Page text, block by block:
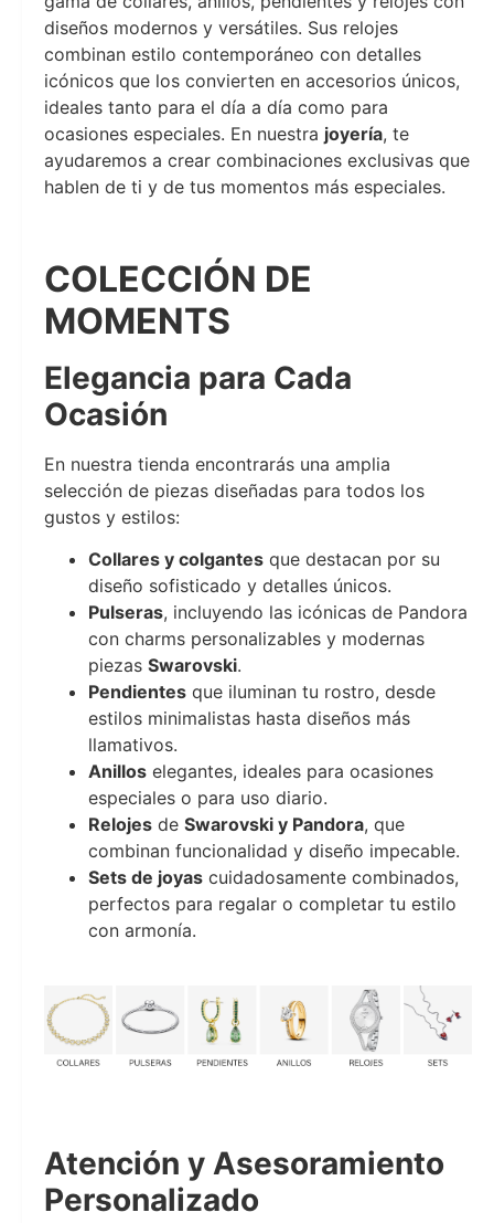
diseños modernos y versátiles. Sus relojes
combinan estilo contemporáneo con detalles
icónicos que los convierten en accesorios únicos,
ideales tanto para el día a día como para
ocasiones especiales. En nuestra joyería, te
ayudaremos a crear combinaciones exclusivas que
hablen de ti y de tus momentos más especiales.
COLECCIÓN DE
MOMENTS
Elegancia para Cada
Ocasión
En nuestra tienda encontrarás una amplia
selección de piezas diseñadas para todos los
gustos y estilos:
Collares y colgantes que destacan por su
diseño sofisticado y detalles únicos.
Pulseras, incluyendo las icónicas de Pandora
con charms personalizables y modernas
piezas Swarovski.
Pendientes que iluminan tu rostro, desde
estilos minimalistas hasta diseños más
llamativos.
Anillos elegantes, ideales para ocasiones
especiales o para uso diario.
Relojes de Swarovski y Pandora, que
combinan funcionalidad y diseño impecable.
Sets de joyas cuidadosamente combinados,
perfectos para regalar o completar tu estilo
con armonía.
Atención y Asesoramiento
Personalizado